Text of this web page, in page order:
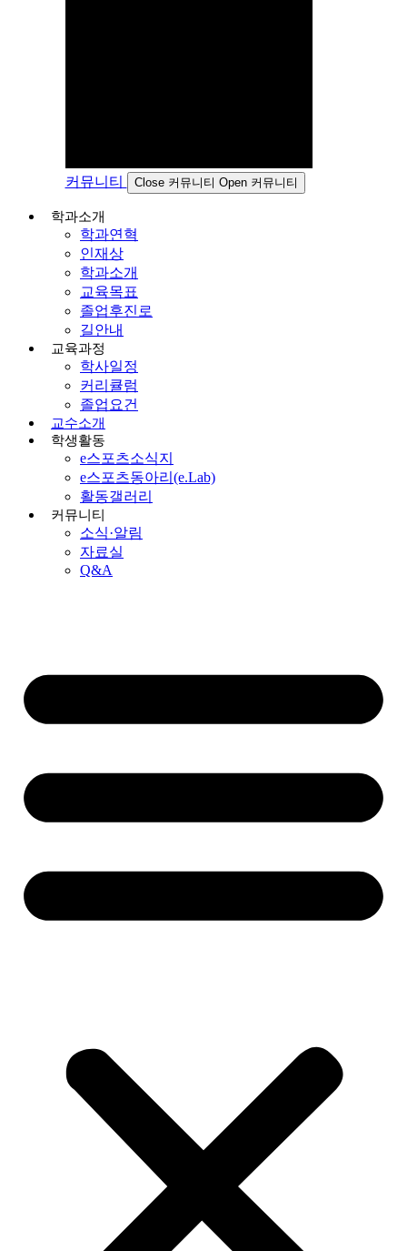
커뮤니티 Close 커뮤니티 Open 커뮤니티
학과소개
학과연혁
인재상
학과소개
교육목표
졸업후진로
길안내
교육과정
학사일정
커리큘럼
졸업요건
교수소개
학생활동
e스포츠소식지
e스포츠동아리(e.Lab)
활동갤러리
커뮤니티
소식·알림
자료실
Q&A